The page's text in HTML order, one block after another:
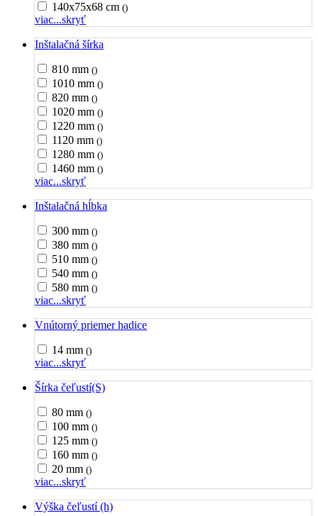
140x75x68 cm ()
viac...skryť
Inštalačná šírka
810 mm ()
1010 mm ()
820 mm ()
1020 mm ()
1220 mm ()
1120 mm ()
1280 mm ()
1460 mm ()
viac...skryť
Inštalačná hĺbka
300 mm ()
380 mm ()
510 mm ()
540 mm ()
580 mm ()
viac...skryť
Vnútorný priemer hadice
14 mm ()
viac...skryť
Šírka čeľustí(S)
80 mm ()
100 mm ()
125 mm ()
160 mm ()
20 mm ()
viac...skryť
Výška čeľustí (h)